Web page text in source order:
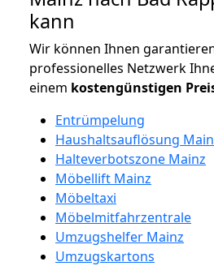
kann
Wir können Ihnen
professionelles Netzwerk
einem kostengünstigen
Entrümpelung
Haushaltsauflösung
Halteverbotszone Mainz
Möbellift Mainz
Möbeltaxi
Möbelmitfahrzentrale
Umzugshelfer Mainz
Umzugskartons